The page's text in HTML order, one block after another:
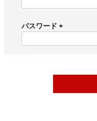
)
パスワード